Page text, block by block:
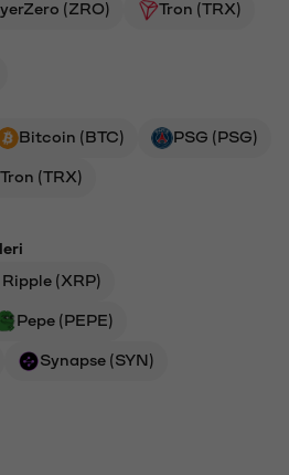
(ZRO)
Tron (TRX)
Bitcoin (BTC) PSG (PSG)
Tron (TRX)
Ripple (XRP)
Pepe (PEPE)
Synapse (SYN)